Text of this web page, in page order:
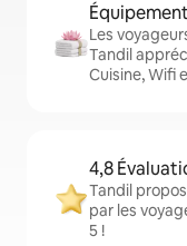
Les
Tandil
Cuisine, Wifi
4,8
Tandil
par les
5 !